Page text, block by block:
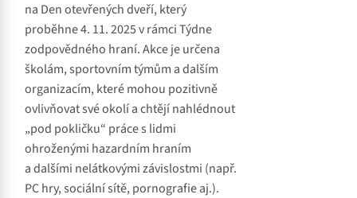
na Den otevřených dveří, který
proběhne 4. 11. 2025 v rámci Týdne
zodpovědného hraní. Akce je určena
školám, sportovním týmům a dalším
organizacím, které mohou pozitivně
ovlivňovat své okolí a chtějí nahlédnout
„pod pokličku“ práce s lidmi
ohroženými hazardním hraním
a dalšími nelátkovými závislostmi (např.
PC hry, sociální sítě, pornografie aj.).